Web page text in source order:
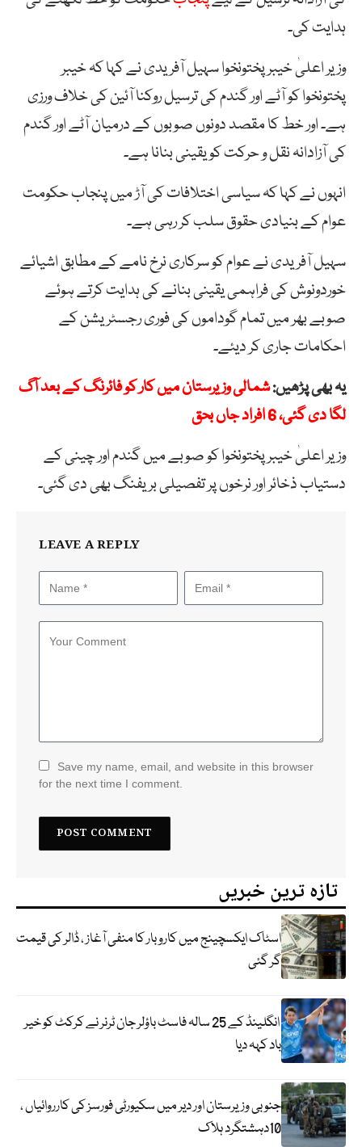
ہدایت کی۔
وزیر اعلیٰ خیبر پختونخوا سہیل آفریدی نے کہا کہ خیبر
پختونخوا کو آٹے اور گندم کی ترسیل روکنا آئین کی خلاف ورزی
ہے۔ اور خط کا مقصد دونوں صوبوں کے درمیان آٹے اور گندم
کی آزادانہ نقل و حرکت کو یقینی بنانا ہے۔
انہوں نے کہا کہ سیاسی اختلافات کی آڑ میں پنجاب حکومت
عوام کے بنیادی حقوق سلب کر رہی ہے۔
سہیل آفریدی نے عوام کو سرکاری نرخ نامے کے مطابق اشیائے
خوردونوش کی فراہمی یقینی بنانے کی ہدایت کرتے ہوئے
صوبے بھر میں تمام گوداموں کی فوری رجسٹریشن کے
احکامات جاری کر دیئے۔
یہ بھی پڑھیں:شمالی وزیرستان میں کار کو فائرنگ کے بعد آگ
لگا دی گئی، 6 افراد جاں بحق
وزیر اعلیٰ خیبر پختونخوا کو صوبے میں گندم اور چینی کے
دستیاب ذخائر اور نرخوں پر تفصیلی بریفنگ بھی دی گئی۔
LEAVE A REPLY
Save my name, email, and website in this browser
for the next time I comment.
تازہ ترین خبریں
اسٹاک ایکسچینج میں کاروبار کا منفی آغاز ، ڈالر کی قیمت
گر گئی
انگلینڈ کے 25 سالہ فاسٹ باؤلر جان ٹرنر نے کرکٹ کو خیر
باد کہہ دیا
جنوبی وزیرستان اور دیر میں سکیورٹی فورسز کی کارروائیاں ،
10دہشتگرد ہلاک